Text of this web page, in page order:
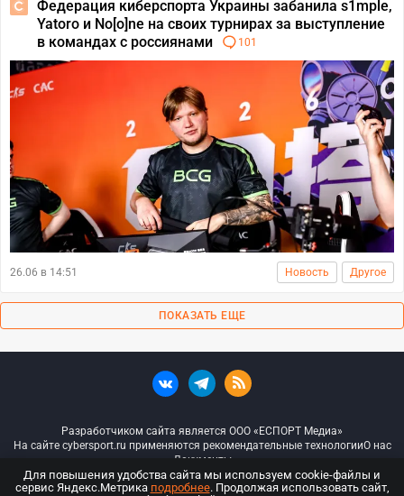
Федерация киберспорта Украины забанила s1mple,
Yatoro и No[o]ne на своих турнирах за выступление
в командах с россиянами
101
26.06 в 14:51 Новость Другое
ПОКАЗАТЬ ЕЩЕ
Разработчиком сайта является ООО «ЕСПОРТ Медиа»
На сайте cybersport.ru применяются рекомендательные технологииО нас
Документы
© ООО «Киберспорт.ру» — Все права защищены
Для повышения удобства сайта мы используем cookie-файлы и
сервис Яндекс.Метрика подробнее. Продолжая использовать сайт,